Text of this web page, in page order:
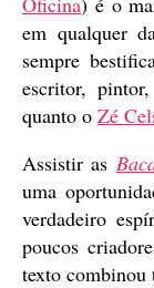
em qualquer
sempre
escritor,
quanto o Zé
Assistir as
uma
verdadeiro
poucos
texto combinou